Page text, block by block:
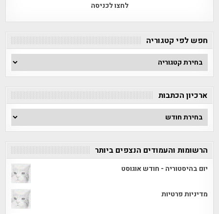
לחצו לכניסה
חפש לפי קטגוריה
חפש
לפי
ארכיון הכתבות
ארכיון
הכתבות
הרשומות והעמודים הנצפים ביותר
יום בהיסטוריה - חודש אוגוסט
מדיניות פרטיות